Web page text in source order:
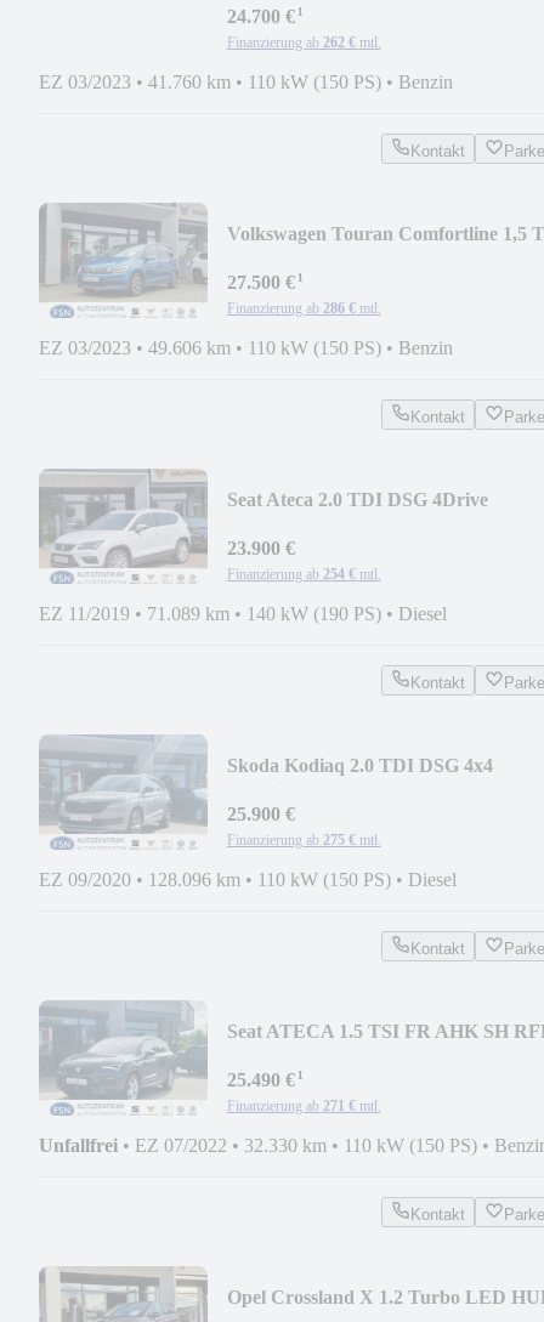
24.700 €¹
Finanzierung ab 262 € mtl.
EZ 03/2023 • 41.760 km • 110 kW (150 PS) • Benzin
Kontakt
Volkswagen Touran Comfortline 1,5
27.500 €¹
Finanzierung ab 286 € mtl.
EZ 03/2023 • 49.606 km • 110 kW (150 PS) • Benzin
Kontakt
Seat Ateca 2.0 TDI DSG 4Drive
23.900 €
Finanzierung ab 254 € mtl.
EZ 11/2019 • 71.089 km • 140 kW (190 PS) • Diesel
Kontakt
Skoda Kodiaq 2.0 TDI DSG 4x4
25.900 €
Finanzierung ab 275 € mtl.
EZ 09/2020 • 128.096 km • 110 kW (150 PS) • Diesel
Kontakt
Seat ATECA 1.5 TSI FR AHK SH
25.490 €¹
Finanzierung ab 271 € mtl.
Unfallfrei • EZ 07/2022 • 32.330 km • 110 kW (150 PS) •
Kontakt
Opel Crossland X 1.2 Turbo LED